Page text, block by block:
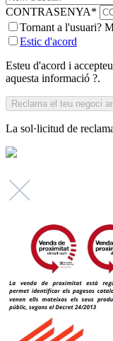
CONTRASENYA*
Tornant a l'usuari?
Estic d'acord
Esteu d'acord i
aquesta informació ?.
La sol·licitud de